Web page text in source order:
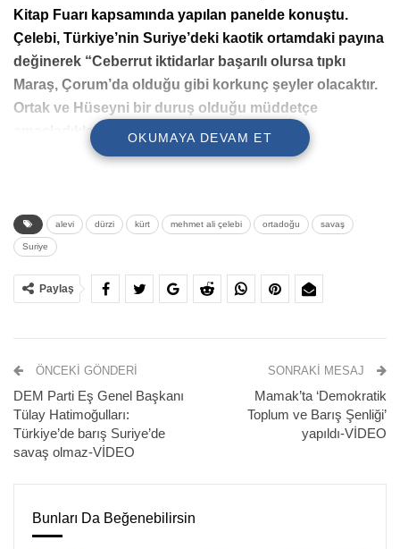
Kitap Fuarı kapsamında yapılan panelde konuştu.
Çelebi, Türkiye’nin Suriye’deki kaotik ortamdaki payına
değinerek “Ceberrut iktidarlar başarılı olursa tıpkı
Maraş, Çorum’da olduğu gibi korkunç şeyler olacaktır.
Ortak ve Hüseyni bir duruş olduğu müddetçe
amaçladıkları gerçekleşemez” dedi.
Garip Dede Dergahı Vakfı’nın (GADEV) düzenlediği kitap
fuarının son gününde, Suriye’de yaşanan gelişmelere dair
panel yapıldı.
Gazeteci Mehmet Ali Çelebi
ve Alevilere, Kürtlere, Dürzilere ve Türkiye’ye yansımaları”
başlıkları değerlendirildi.
OKUMAYA DEVAM ET
alevi dürzi kürt mehmet ali çelebi ortadoğu savaş
Suriye
Paylaş
ÖNCEKI GÖNDERI
DEM Parti Eş Genel Başkanı
Tülay Hatimoğulları:
Türkiye’de barış Suriye’de
savaş olmaz-VİDEO
SONRAKI MESAJ
Mamak’ta ‘Demokratik
Toplum ve Barış Şenliği’
yapıldı-VİDEO
Bunları Da Beğenebilirsin